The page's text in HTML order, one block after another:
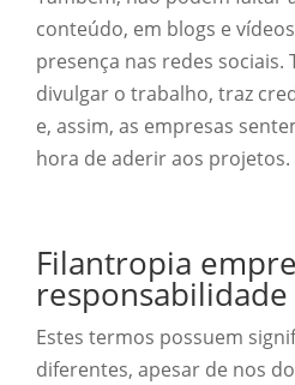
conteúdo, em blogs e
presença nas redes sociais.
divulgar o trabalho, traz
e, assim, as empresas
hora de aderir aos projetos.
Filantropia
responsabilidade
Estes termos possuem
diferentes, apesar de nos